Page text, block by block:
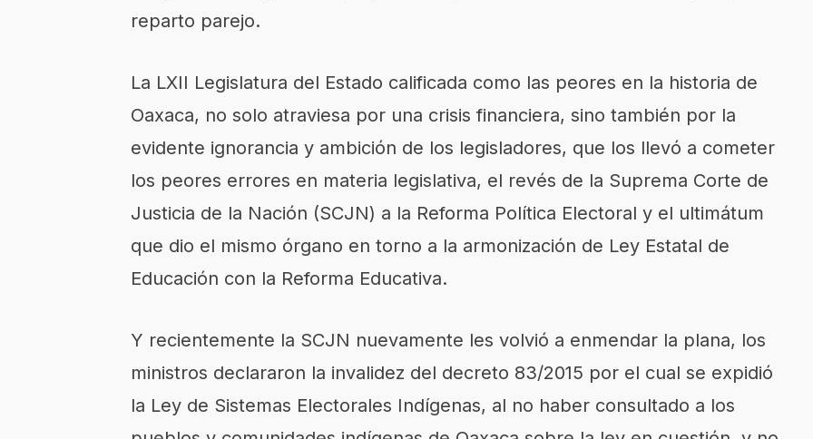
reparto parejo.
La LXII Legislatura del Estado calificada como las peores en la historia de
Oaxaca, no solo atraviesa por una crisis financiera, sino también por la
evidente ignorancia y ambición de los legisladores, que los llevó a cometer
los peores errores en materia legislativa, el revés de la Suprema Corte de
Justicia de la Nación (SCJN) a la Reforma Política Electoral y el ultimátum
que dio el mismo órgano en torno a la armonización de Ley Estatal de
Educación con la Reforma Educativa.
Y recientemente la SCJN nuevamente les volvió a enmendar la plana, los
ministros declararon la invalidez del decreto 83/2015 por el cual se expidió
la Ley de Sistemas Electorales Indígenas, al no haber consultado a los